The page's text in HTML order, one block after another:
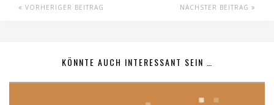
VORHERIGER BEITRAG NÄCHSTER BEITRAG
KÖNNTE AUCH INTERESSANT SEIN …